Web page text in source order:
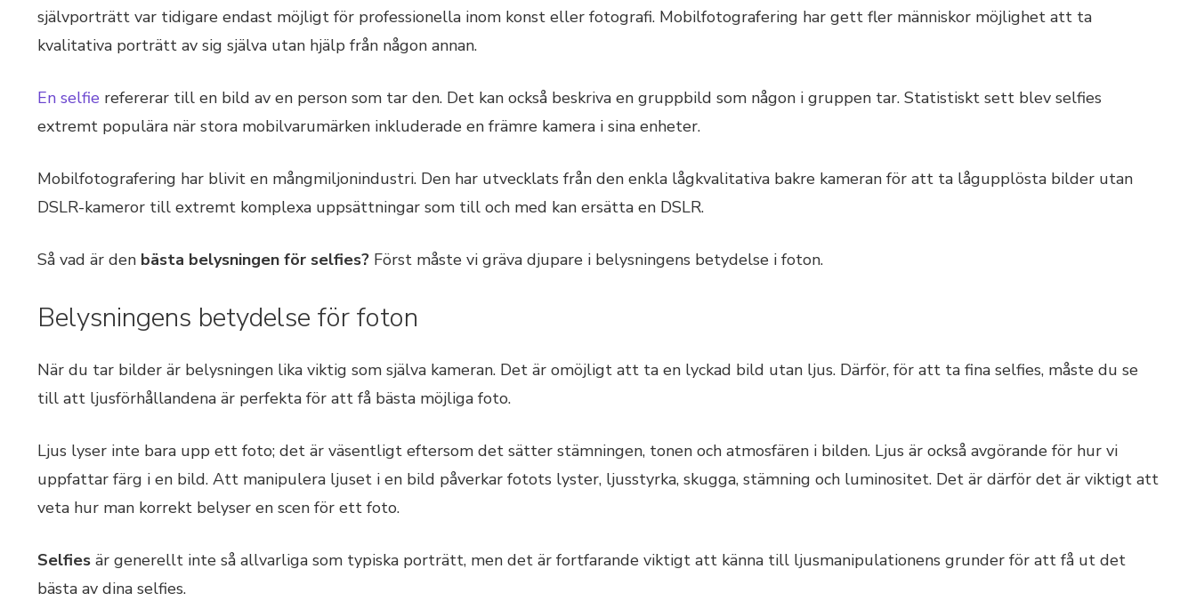
självporträtt var tidigare endast möjligt för professionella inom konst eller fotografi. Mobilfotografering har gett fler människor möjlighet att ta
kvalitativa porträtt av sig själva utan hjälp från någon annan.
En selfie refererar till en bild av en person som tar den. Det kan också beskriva en gruppbild som någon i gruppen tar. Statistiskt sett blev selfies
extremt populära när stora mobilvarumärken inkluderade en främre kamera i sina enheter.
Mobilfotografering har blivit en mångmiljonindustri. Den har utvecklats från den enkla lågkvalitativa bakre kameran för att ta lågupplösta bilder utan
DSLR-kameror till extremt komplexa uppsättningar som till och med kan ersätta en DSLR.
Så vad är den bästa belysningen för selfies? Först måste vi gräva djupare i belysningens betydelse i foton.
Belysningens betydelse för foton
När du tar bilder är belysningen lika viktig som själva kameran. Det är omöjligt att ta en lyckad bild utan ljus. Därför, för att ta fina selfies, måste du se
till att ljusförhållandena är perfekta för att få bästa möjliga foto.
Ljus lyser inte bara upp ett foto; det är väsentligt eftersom det sätter stämningen, tonen och atmosfären i bilden. Ljus är också avgörande för hur vi
uppfattar färg i en bild. Att manipulera ljuset i en bild påverkar fotots lyster, ljusstyrka, skugga, stämning och luminositet. Det är därför det är viktigt att
veta hur man korrekt belyser en scen för ett foto.
Selfies är generellt inte så allvarliga som typiska porträtt, men det är fortfarande viktigt att känna till ljusmanipulationens grunder för att få ut det
bästa av dina selfies.